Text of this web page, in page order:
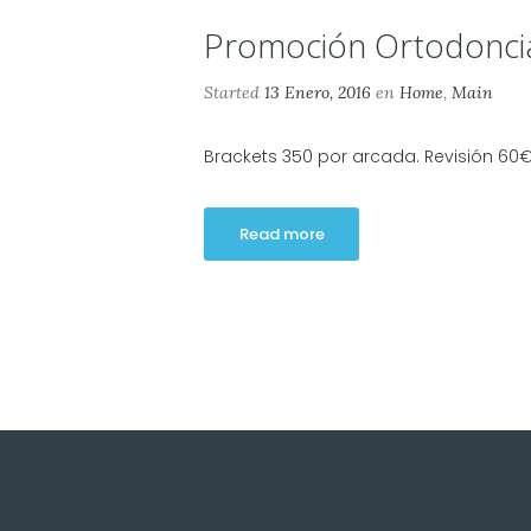
Promoción
Started 13 Enero, 2016 en Home, Main
Brackets 350 por arcada. Revisión
Read more